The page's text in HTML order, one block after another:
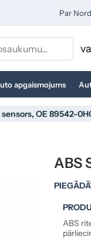
Par
apgaismojums
sensors, OE 89542-
ABS
ABS